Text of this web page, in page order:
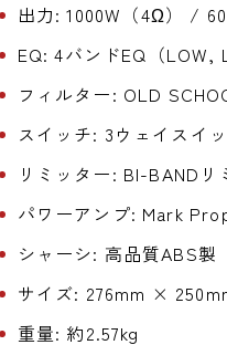
出力: 1000W（4Ω） /
EQ: 4バンドEQ（LOW,
フィルター: OLD
スイッチ: 3ウェイスイ
リミッター: BI-BANDリ
パワーアンプ: Mark
シャーシ: 高品質ABS製
サイズ: 276mm ×
重量: 約2.57kg